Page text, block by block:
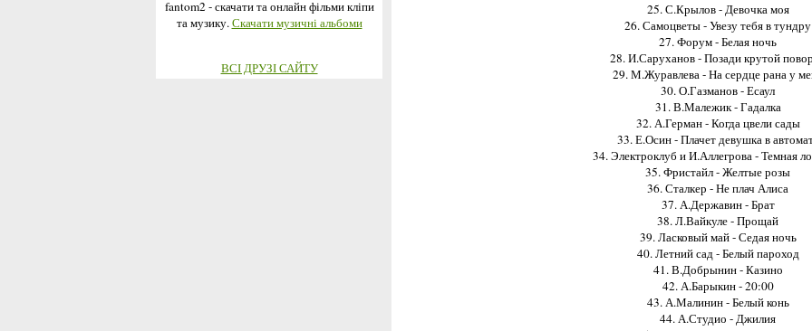
fantom2 - скачати та онлайн фільми кліпи
та музику.Скачати музичні альбоми
ВСІ ДРУЗІ САЙТУ
25. С.Крылов - Девочка моя
26. Самоцветы - Увезу тебя в тундру
27. Форум - Белая ночь
28. И.Саруханов - Позади крутой
29. М.Журавлева - На сердце рана у
30. О.Газманов - Есаул
31. В.Малежик - Гадалка
32. А.Герман - Когда цвели сады
33. Е.Осин - Плачет девушка в
34. Электроклуб и И.Аллегрова - Темная
35. Фристайл - Желтые розы
36. Сталкер - Не плач Алиса
37. А.Державин - Брат
38. Л.Вайкуле - Прощай
39. Ласковый май - Седая ночь
40. Летний сад - Белый пароход
41. В.Добрынин - Казино
42. А.Барыкин - 20:00
43. А.Малинин - Белый конь
44. А.Студио - Джилия